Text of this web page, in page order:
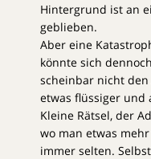
Hintergrund ist an
geblieben.
Aber eine
könnte sich
scheinbar nicht den
etwas flüssiger und
Kleine Rätsel, der
wo man etwas
immer selten.